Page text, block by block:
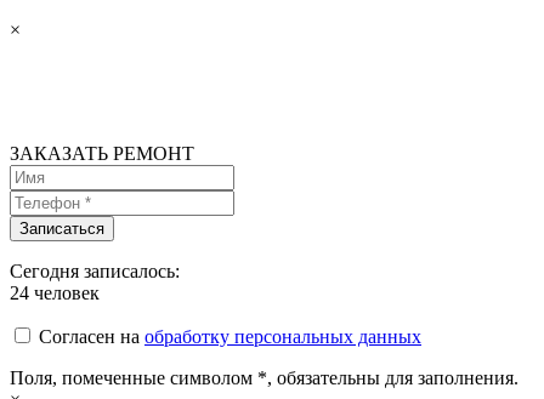
×
ЗАКАЗАТЬ РЕМОНТ
Сегодня записалось:
24 человек
Согласен на обработку персональных данных
Поля, помеченные символом *, обязательны для заполнения.